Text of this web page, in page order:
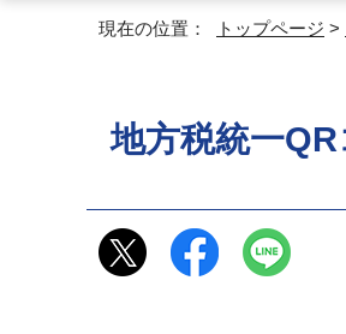
現在の位置： トップページ >
地方税統一